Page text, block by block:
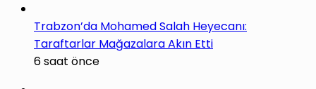
Trabzon’da Mohamed Salah Heyecanı:
Taraftarlar Mağazalara Akın Etti
6 saat önce